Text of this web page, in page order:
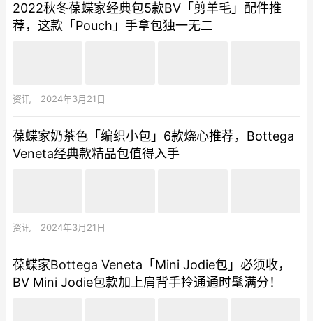
2022秋冬葆蝶家经典包5款BV「剪羊毛」配件推
荐，这款「Pouch」手拿包独一无二
资讯 2024年3月21日
葆蝶家奶茶色「编织小包」6款烧心推荐，Bottega
Veneta经典款精品包值得入手
资讯 2024年3月21日
葆蝶家Bottega Veneta「Mini Jodie包」必须收，
BV Mini Jodie包款加上肩背手拎通通时髦满分！